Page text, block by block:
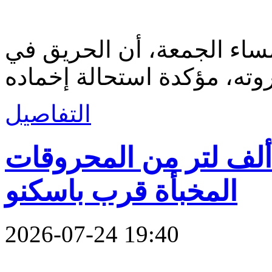
الجمعة، أن الحريق في
التفاصيل
يضبط نحو 69 ألف لتر من المحروقات
المخبأة قرب باسكنو
2026-07-24 19:40